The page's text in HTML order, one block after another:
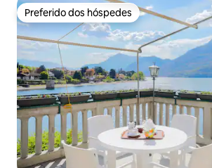
Preferido dos hóspedes
Preferido dos hóspedes